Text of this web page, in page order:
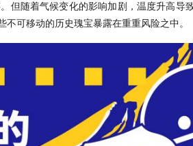
但随着气候变化的影响加剧，温度升高导
可移动的历史瑰宝暴露在重重风险之中。